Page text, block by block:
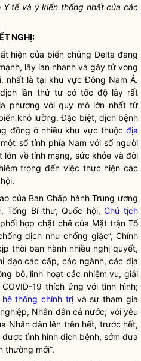
Y tế và ý kiến thống nhất của các
NGHỊ:
hiện của biến chủng Delta đang
lây lan nhanh và gây tử vong
nhất là tại khu vực Đông Nam Á.
lần thứ tư có tốc độ lây rất
phương với quy mô lớn nhất từ
khó lường. Đặc biệt, dịch bệnh
đồng ở nhiều khu vực thuộc địa
số tỉnh phía Nam với số người
lớn về tính mạng, sức khỏe và đời
trọng đến việc thực hiện các
của Ban Chấp hànhTrung ương
Tổng Bí thư,Quốc hội,Chủ tịch
hợp chặt chẽ của Mặt trận Tổ
dịch như chống giặc”, Chính
thời ban hành nhiều nghị quyết,
đạocác cấp, các ngành, các địa
bộ, linh hoạt các nhiệm vụ, giải
19 thích ứng với tình hình;
hệ thống chính trịvà sự tham gia
Nhân dâncả nước; với yêu
Nhân dân lên trên hết, trước hết,
tình hình dịch bệnh, sớm đưa
thường mới”.